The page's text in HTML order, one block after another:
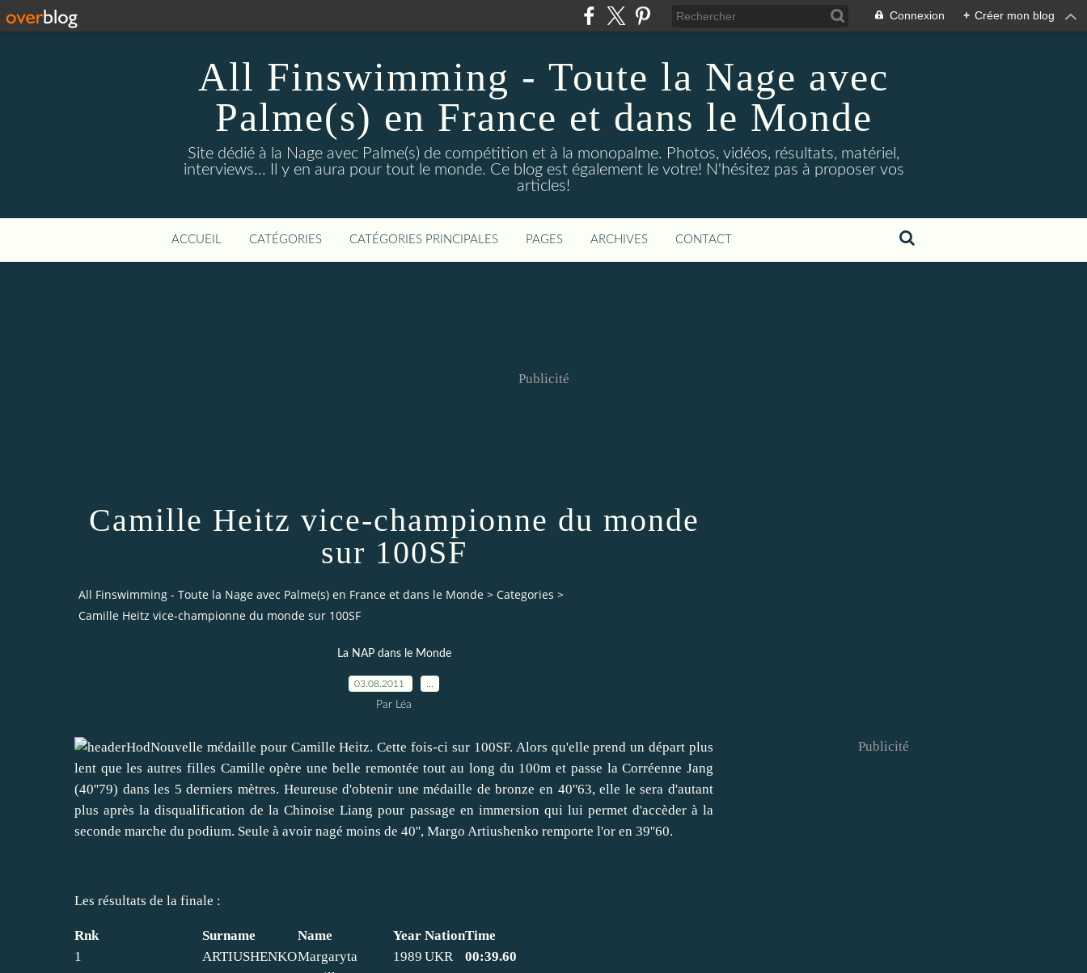
Connexion + Créer mon blog
All Finswimming - Toute la Nage avec
Palme(s) en France et dans le Monde
Site dédié à la Nage avec Palme(s) de compétition et à la monopalme. Photos, vidéos, résultats, matériel,
interviews... Il y en aura pour tout le monde. Ce blog est également le votre! N'hésitez pas à proposer vos
articles!
ACCUEIL CATÉGORIES CATÉGORIES PRINCIPALES PAGES ARCHIVES CONTACT
Publicité
Camille Heitz vice-championne du monde
sur 100SF
All Finswimming - Toute la Nage avec Palme(s) en France et dans le Monde > Categories >
Camille Heitz vice-championne du monde sur 100SF
La NAP dans le Monde
03.08.2011
Par Léa
Nouvelle médaille pour Camille Heitz. Cette fois-ci sur 100SF. Alors qu'elle prend un départ plus
lent que les autres filles Camille opère une belle remontée tout au long du 100m et passe la Corréenne Jang
(40''79) dans les 5 derniers mètres. Heureuse d'obtenir une médaille de bronze en 40''63, elle le sera d'autant
plus après la disqualification de la Chinoise Liang pour passage en immersion qui lui permet d'accèder à la
seconde marche du podium. Seule à avoir nagé moins de 40'', Margo Artiushenko remporte l'or en 39''60.
Les résultats de la finale :
Rnk Surname Name Year NationTime
1
ARTIUSHENKOMargaryta 1989 UKR
00:39.60
Publicité